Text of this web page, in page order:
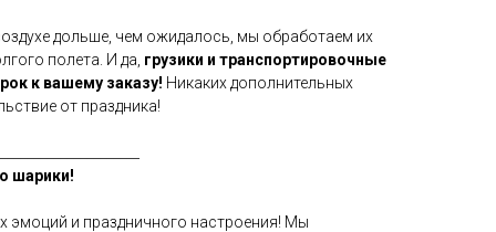
дольше, чем ожидалось, мы обработаем их
полета. И да, грузики и транспортировочные
к вашему заказу! Никаких дополнительных
от праздника!
шарики!
эмоций и праздничного настроения! Мы